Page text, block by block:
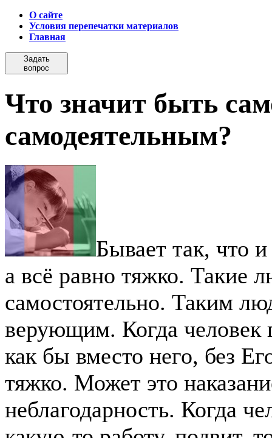
О сайте
Условия перепечатки материалов
Главная
Задать
вопрос
Что значит быть
самодеятельным?
Бывает так, что
а всё равно тяжко. Такие
самостоятельно. Таким
верующим. Когда человек
как бы вместо него, без
тяжко. Может это
неблагодарность. Когда